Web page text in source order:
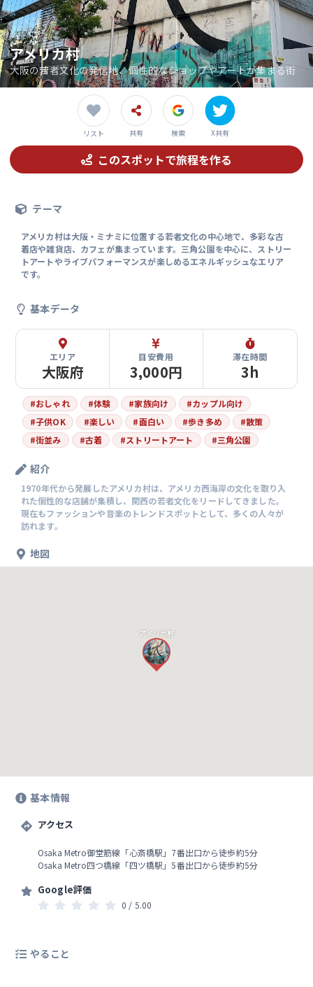
アメリカ村
大阪の若者文化の発信地、個性的なショップやアートが集まる街
リスト 共有 検索 X共有
このスポットで旅程を作る
テーマ
アメリカ村は大阪・ミナミに位置する若者文化の中心地で、多彩な古
着店や雑貨店、カフェが集まっています。三角公園を中心に、ストリー
トアートやライブパフォーマンスが楽しめるエネルギッシュなエリア
です。
基本データ
エリア
大阪府
目安費用
3,000円
滞在時間
3h
#おしゃれ #体験 #家族向け #カップル向け
#子供OK #楽しい #面白い #歩き多め #散策
#街並み #古着 #ストリートアート #三角公園
紹介
1970年代から発展したアメリカ村は、アメリカ西海岸の文化を取り入
れた個性的な店舗が集積し、関西の若者文化をリードしてきました。
現在もファッションや音楽のトレンドスポットとして、多くの人々が
訪れます。
地図
アメリカ村
基本情報
アクセス
Osaka Metro御堂筋線「心斎橋駅」7番出口から徒歩約5分
Osaka Metro四つ橋線「四ツ橋駅」5番出口から徒歩約5分
Google評価
0 / 5.00
やること